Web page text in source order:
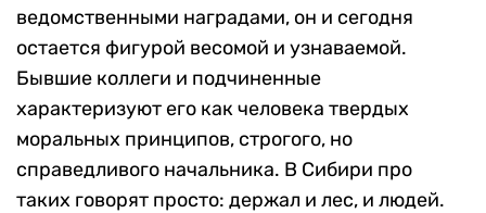
ведомственными наградами, он и сегодня
остается фигурой весомой и узнаваемой.
Бывшие коллеги и подчиненные
характеризуют его как человека твердых
моральных принципов, строгого, но
справедливого начальника. В Сибири про
таких говорят просто: держал и лес, и людей.